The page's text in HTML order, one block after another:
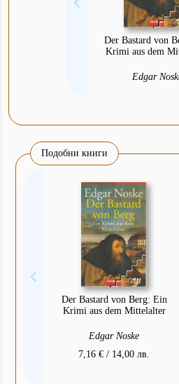
Der Bastard von
Krimi aus dem
Edgar
Подобни книги
Der Bastard von Berg: Ein
Krimi aus dem Mittelalter
Edgar Noske
7,16 € / 14,00 лв.